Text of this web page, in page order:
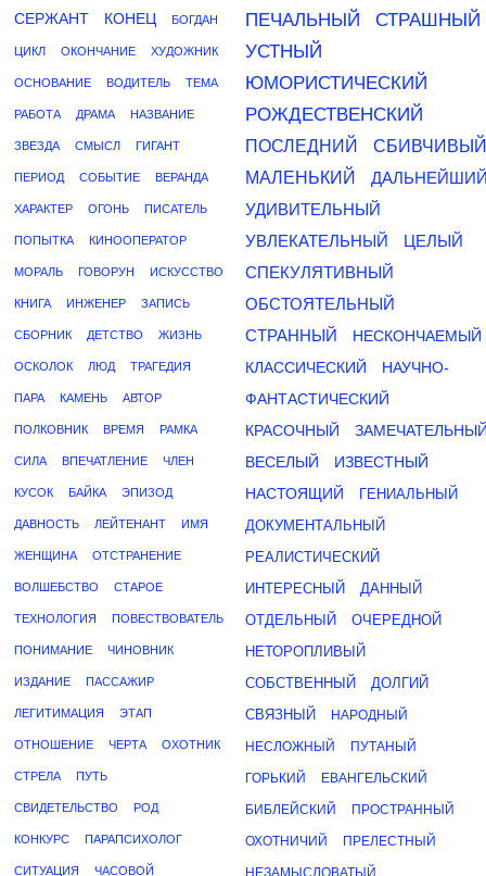
СЕРЖАНТ
КОНЕЦ БОГДАН
ЦИКЛ ОКОНЧАНИЕ ХУДОЖНИК
ОСНОВАНИЕ ВОДИТЕЛЬ ТЕМА
РАБОТА ДРАМА НАЗВАНИЕ
ЗВЕЗДА СМЫСЛ ГИГАНТ
ПЕРИОД СОБЫТИЕ ВЕРАНДА
ХАРАКТЕР ОГОНЬ ПИСАТЕЛЬ
ПОПЫТКА КИНООПЕРАТОР
МОРАЛЬ ГОВОРУН ИСКУССТВО
КНИГА ИНЖЕНЕР ЗАПИСЬ
СБОРНИК ДЕТСТВО ЖИЗНЬ
ОСКОЛОК ЛЮД ТРАГЕДИЯ
ПАРА КАМЕНЬ АВТОР
ПОЛКОВНИК ВРЕМЯ РАМКА
СИЛА ВПЕЧАТЛЕНИЕ ЧЛЕН
КУСОК БАЙКА ЭПИЗОД
ДАВНОСТЬ ЛЕЙТЕНАНТ ИМЯ
ЖЕНЩИНА ОТСТРАНЕНИЕ
ВОЛШЕБСТВО СТАРОЕ
ТЕХНОЛОГИЯ ПОВЕСТВОВАТЕЛЬ
ПОНИМАНИЕ ЧИНОВНИК
ИЗДАНИЕ ПАССАЖИР
ЛЕГИТИМАЦИЯ ЭТАП
ОТНОШЕНИЕ ЧЕРТА ОХОТНИК
СТРЕЛА ПУТЬ
СВИДЕТЕЛЬСТВО РОД
КОНКУРС ПАРАПСИХОЛОГ
СИТУАЦИЯ ЧАСОВОЙ
ПЕЧАЛЬНЫЙ
СТРАШНЫЙ
УСТНЫЙ
ЮМОРИСТИЧЕСКИЙ
РОЖДЕСТВЕНСКИЙ
ПОСЛЕДНИЙ
СБИВЧИВЫЙ
МАЛЕНЬКИЙ
УДИВИТЕЛЬНЫЙ
УВЛЕКАТЕЛЬНЫЙ
ЦЕЛЫЙ
СПЕКУЛЯТИВНЫЙ
ОБСТОЯТЕЛЬНЫЙ
СТРАННЫЙ
НЕСКОНЧАЕМЫЙ
КЛАССИЧЕСКИЙ
НАУЧНО-
ФАНТАСТИЧЕСКИЙ
КРАСОЧНЫЙ
ВЕСЕЛЫЙ
ИЗВЕСТНЫЙ
НАСТОЯЩИЙ
ГЕНИАЛЬНЫЙ
ДОКУМЕНТАЛЬНЫЙ
РЕАЛИСТИЧЕСКИЙ
ИНТЕРЕСНЫЙ
ДАННЫЙ
ОТДЕЛЬНЫЙ
ОЧЕРЕДНОЙ
НЕТОРОПЛИВЫЙ
СОБСТВЕННЫЙ
ДОЛГИЙ
СВЯЗНЫЙ
НАРОДНЫЙ
НЕСЛОЖНЫЙ ПУТАНЫЙ
ГОРЬКИЙ ЕВАНГЕЛЬСКИЙ
БИБЛЕЙСКИЙ ПРОСТРАННЫЙ
ОХОТНИЧИЙ ПРЕЛЕСТНЫЙ
НЕЗАМЫСЛОВАТЫЙ